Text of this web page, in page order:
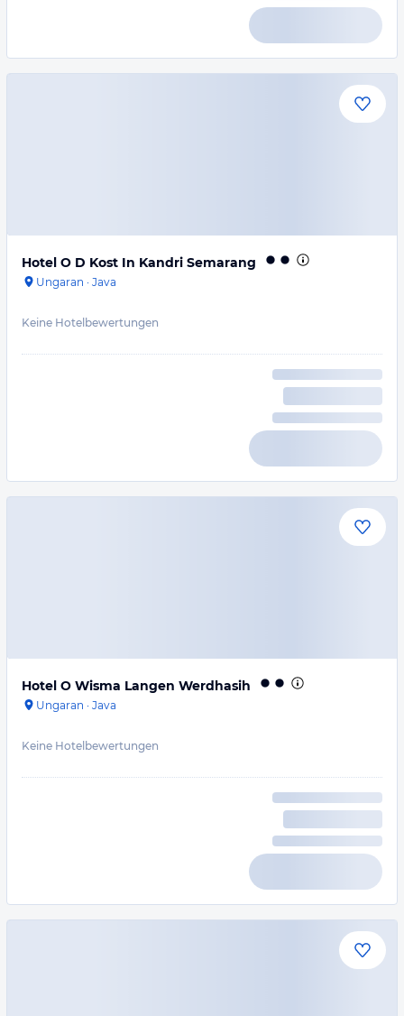
Hotel O D Kost In Kandri Semarang
Ungaran · Java
Keine Hotelbewertungen
Hotel O Wisma Langen Werdhasih
Ungaran · Java
Keine Hotelbewertungen